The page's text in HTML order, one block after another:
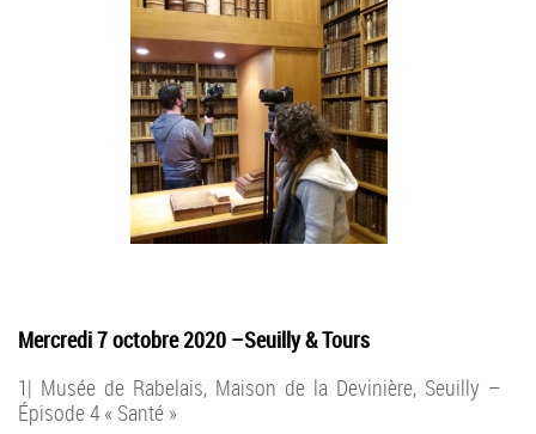
Mercredi 7 octobre 2020 –Seuilly & Tours
1| Musée de Rabelais, Maison de la Devinière, Seuilly –
Épisode 4 « Santé »